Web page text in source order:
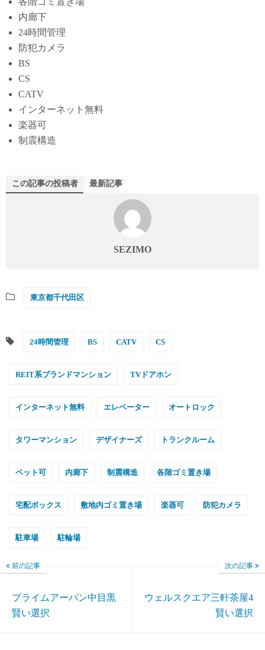
内廊下
24時間管理
防犯カメラ
BS
CS
CATV
インターネット無料
楽器可
制震構造
この記事の投稿者 最新記事
SEZIMO
東京都千代田区
24時間管理 BS CATV CS
REIT系ブランドマンション TVドアホン
インターネット無料 エレベーター オートロック
タワーマンション デザイナーズ トランクルーム
ペット可 内廊下 制震構造 各階ゴミ置き場
宅配ボックス 敷地内ゴミ置き場 楽器可 防犯カメラ
駐車場 駐輪場
前の記事
プライムアーバン中目黒
賢い選択
次の記事
ウェルスクエア三軒茶屋4
賢い選択